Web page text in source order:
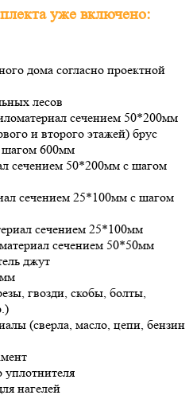
уже включено:
дома согласно проектной
лесов
сечением 50*200мм
и второго этажей) брус
шагом 600мм
сечением 50*200мм с шагом
сечением 25*100мм с шагом
сечением 25*100мм
сечением 50*50мм
джут
гвозди, скобы, болты,
(сверла, масло, цепи, бензин
нагелей